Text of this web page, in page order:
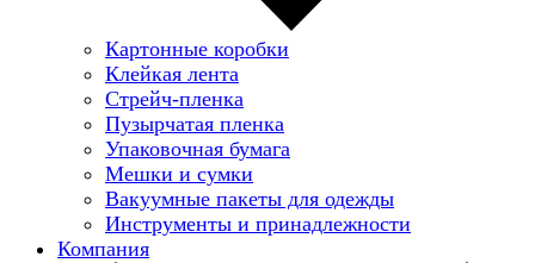
Картонные коробки
Клейкая лента
Стрейч-пленка
Пузырчатая пленка
Упаковочная бумага
Мешки и сумки
Вакуумные пакеты для одежды
Инструменты и принадлежности
Компания